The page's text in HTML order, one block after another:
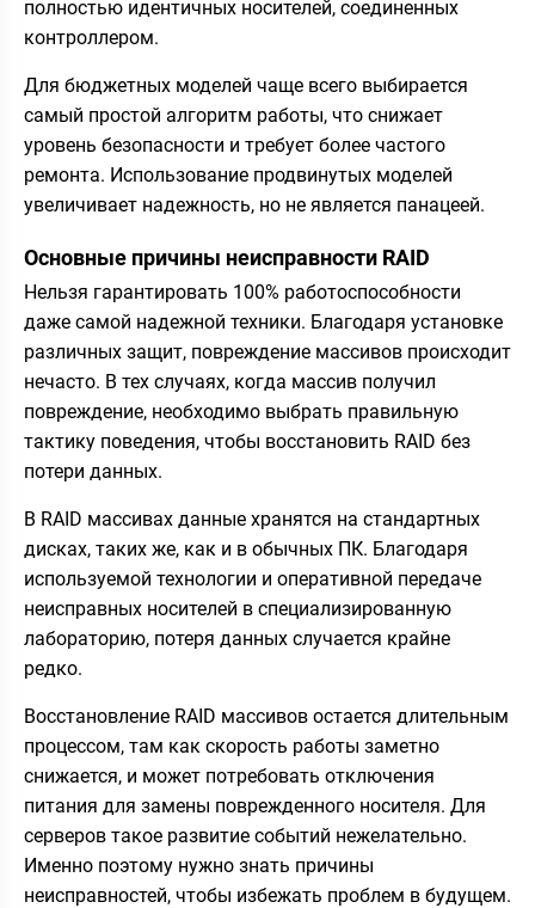
полностью идентичных носителей, соединенных
контроллером.
Для бюджетных моделей чаще всего выбирается
самый простой алгоритм работы, что снижает
уровень безопасности и требует более частого
ремонта. Использование продвинутых моделей
увеличивает надежность, но не является панацеей.
Основные причины неисправности RAID
Нельзя гарантировать 100% работоспособности
даже самой надежной техники. Благодаря установке
различных защит, повреждение массивов происходит
нечасто. В тех случаях, когда массив получил
повреждение, необходимо выбрать правильную
тактику поведения, чтобы восстановить RAID без
потери данных.
В RAID массивах данные хранятся на стандартных
дисках, таких же, как и в обычных ПК. Благодаря
используемой технологии и оперативной передаче
неисправных носителей в специализированную
лабораторию, потеря данных случается крайне
редко.
Восстановление RAID массивов остается длительным
процессом, там как скорость работы заметно
снижается, и может потребовать отключения
питания для замены поврежденного носителя. Для
серверов такое развитие событий нежелательно.
Именно поэтому нужно знать причины
неисправностей, чтобы избежать проблем в будущем.